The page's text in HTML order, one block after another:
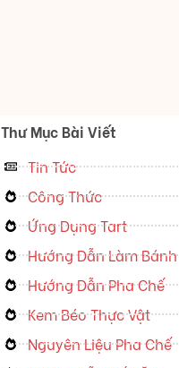
Thư Mục Bài Viết
Tin Tức
Công Thức
Ứng Dụng Tart
Hướng Dẫn Làm Bánh
Hướng Dẫn Pha Chế
Kem Béo Thực Vật
Nguyên Liệu Pha Chế